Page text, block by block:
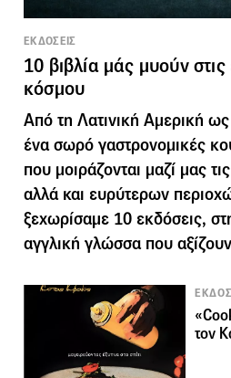
ΕΚΔΟΣΕΙΣ
10 βιβλία μάς μυούν
κόσμου
Από τη Λατινική Αμερική
ένα σωρό γαστρονομικές
που μοιράζονται μαζί μας
αλλά και ευρύτερων
ξεχωρίσαμε 10 εκδόσεις,
αγγλική γλώσσα που
τον